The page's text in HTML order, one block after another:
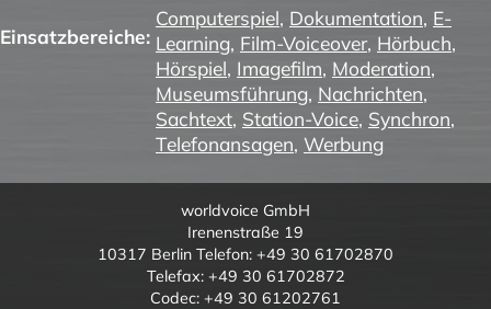
Einsatzbereiche:
Computerspiel, Dokumentation, E-
Learning, Film-Voiceover, Hörbuch,
Hörspiel, Imagefilm, Moderation,
Museumsführung, Nachrichten,
Sachtext, Station-Voice, Synchron,
Telefonansagen, Werbung
worldvoice GmbH
Irenenstraße 19
10317 Berlin Telefon: +49 30 61702870
Telefax: +49 30 61702872
Codec: +49 30 61202761